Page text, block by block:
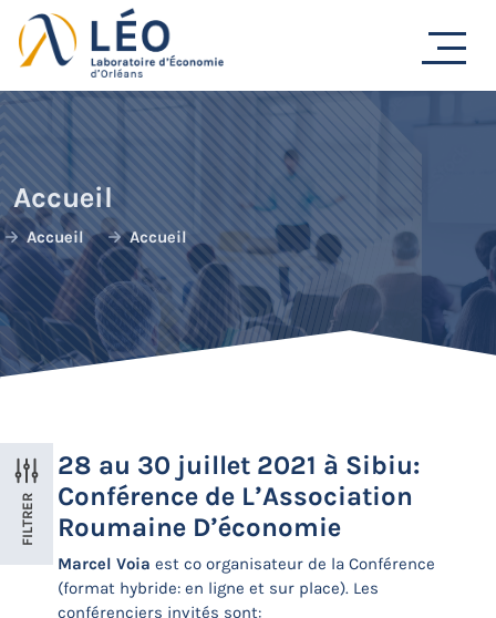
Passer
au
contenu
Accueil
Accueil Accueil
FILTRER
28 au 30 juillet 2021 à Sibiu:
Conférence de L’Association
Roumaine D’économie
Marcel Voia est co organisateur de la Conférence
(format hybride: en ligne et sur place). Les
conférenciers invités sont: